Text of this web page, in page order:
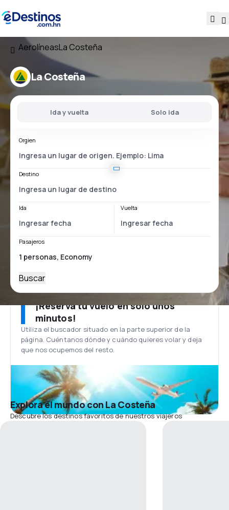
AerolíneasLa Costeña
La Costeña
Ida y vuelta Solo ida
Orgien
Destino
Ida Vuelta
Pasajeros
Buscar
¡Reserva tu vuelo en solo unos
minutos!
Utiliza el buscador situado en la parte superior de la
página. Cuéntanos dónde y cuándo quieres volar y deja
que nos ocupemos del resto.
Explora el mundo con La Costeña
Descubre los destinos favoritos de nuestros viajeros